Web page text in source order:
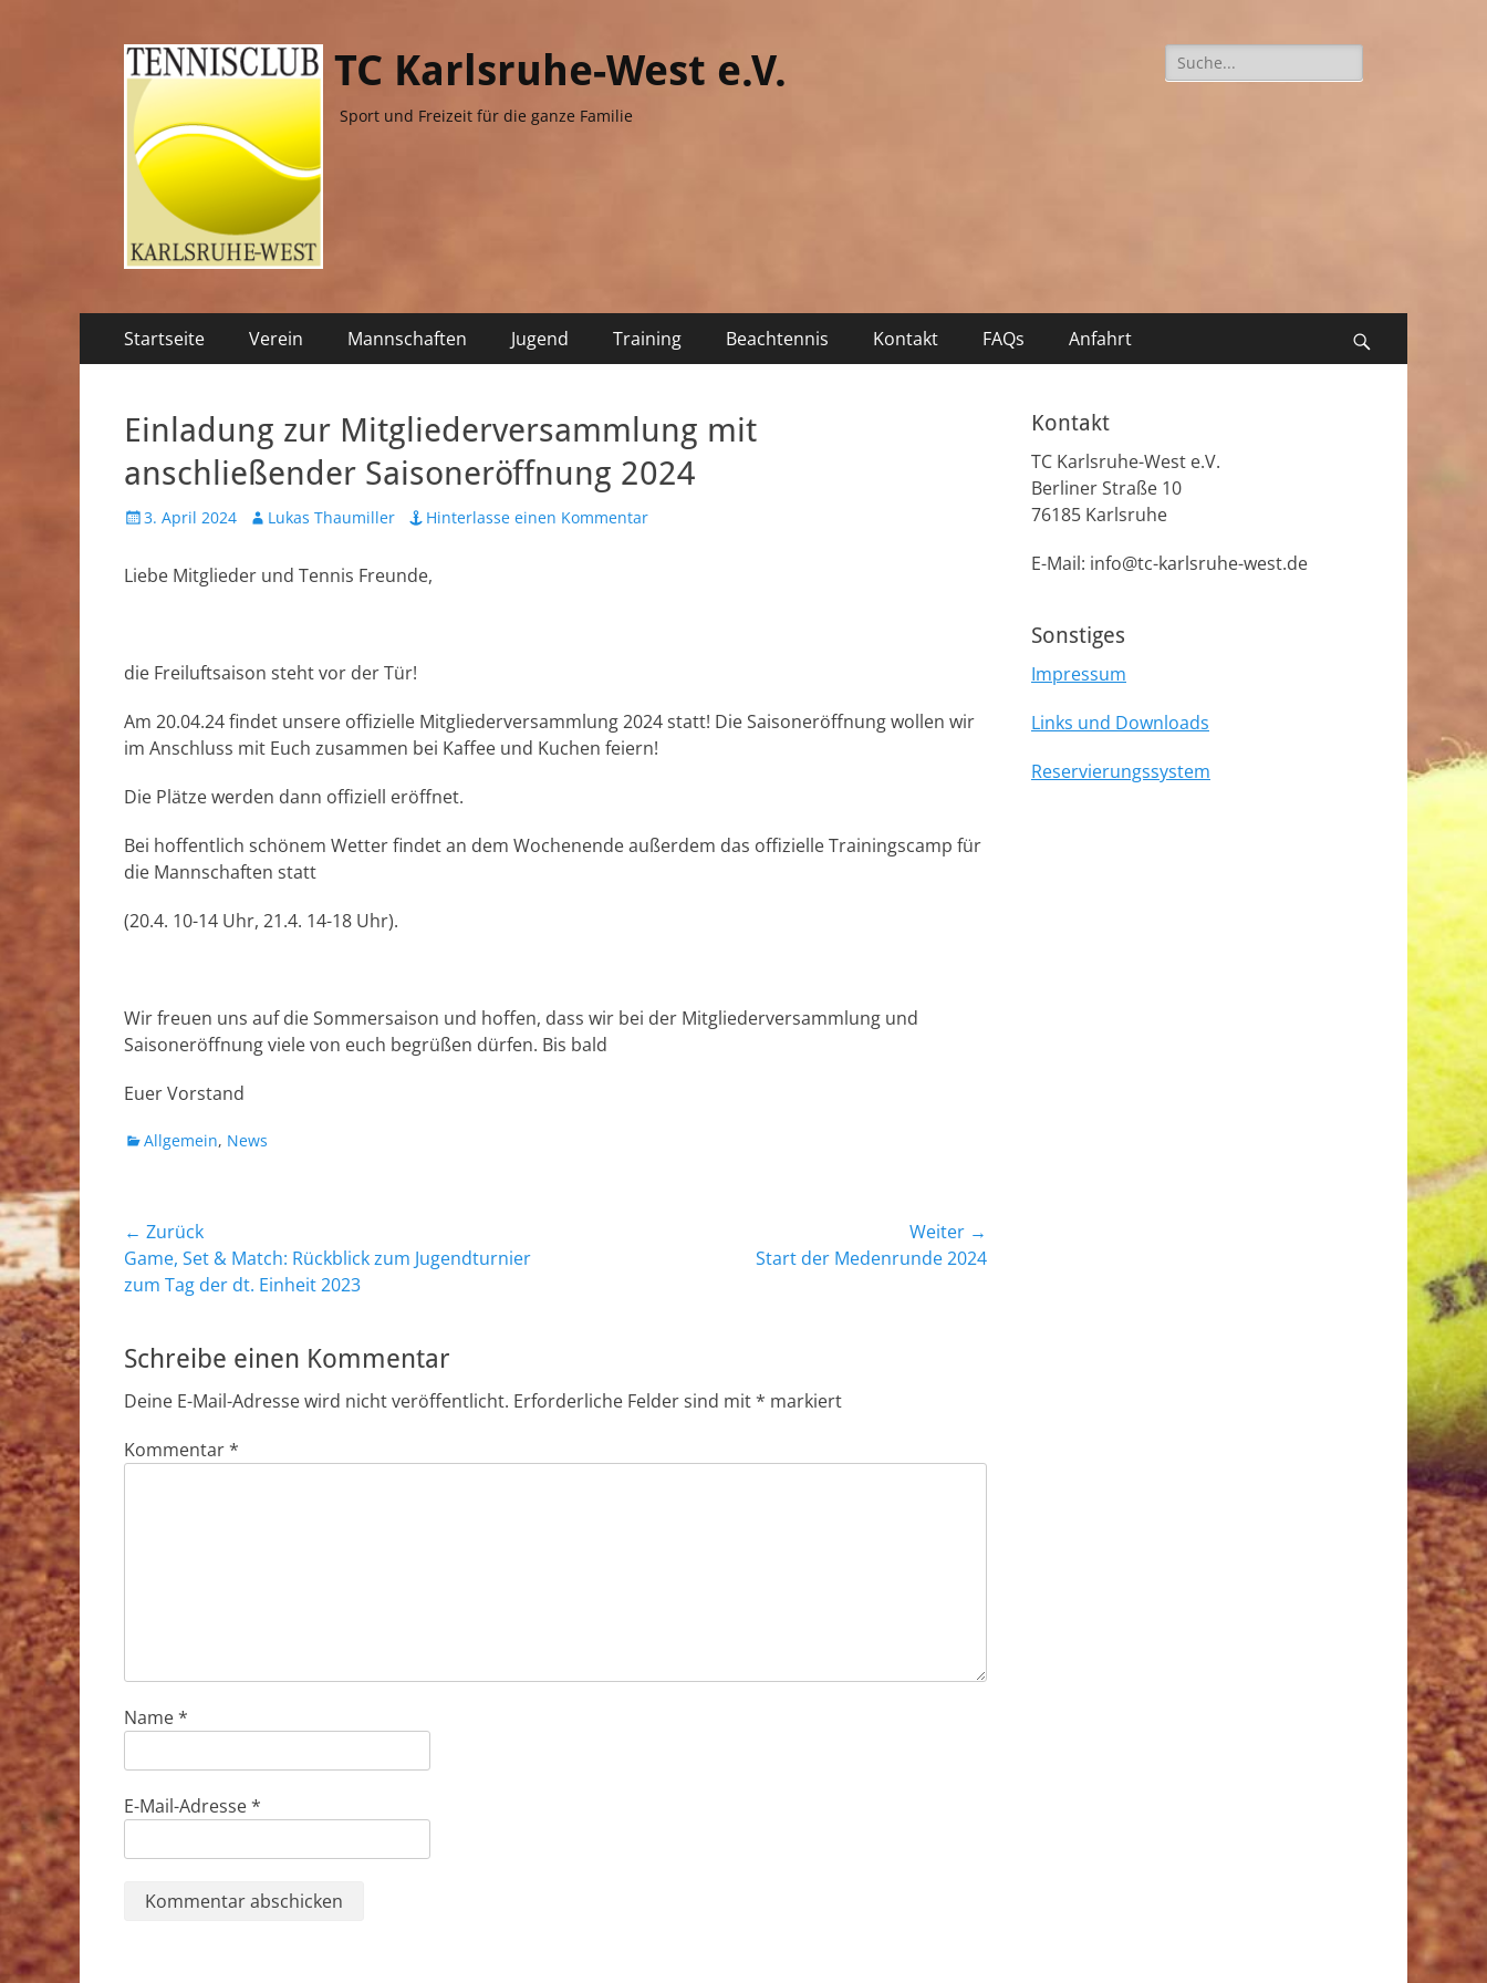
TC Karlsruhe-West e.V.
Sport und Freizeit für die ganze Familie
Suche
nach:
Primäres
Menü
Inhalt
Startseite Verein Mannschaften Jugend Training Beachtennis Kontakt FAQs Anfahrt
Einladung zur Mitgliederversammlung mit
anschließender Saisoneröffnung 2024
Veröffentlicht
3. April 2024 AutorLukas Thaumiller Hinterlasse einen Kommentar
Liebe Mitglieder und Tennis Freunde,
die Freiluftsaison steht vor der Tür!
Am 20.04.24 findet unsere offizielle Mitgliederversammlung 2024 statt! Die Saisoneröffnung wollen wir
im Anschluss mit Euch zusammen bei Kaffee und Kuchen feiern!
Die Plätze werden dann offiziell eröffnet.
Bei hoffentlich schönem Wetter findet an dem Wochenende außerdem das offizielle Trainingscamp für
die Mannschaften statt
(20.4. 10-14 Uhr, 21.4. 14-18 Uhr).
Wir freuen uns auf die Sommersaison und hoffen, dass wir bei der Mitgliederversammlung und
Saisoneröffnung viele von euch begrüßen dürfen. Bis bald
Euer Vorstand
Kategorien
Allgemein, News
Beitragsnavigation
← Zurück
Vorheriger
Beitrag:
Game, Set & Match: Rückblick zum Jugendturnier
zum Tag der dt. Einheit 2023
Weiter →
Start der Medenrunde 2024
Schreibe einen Kommentar
Deine E-Mail-Adresse wird nicht veröffentlicht. Erforderliche Felder sind mit* markiert
Kommentar*
Name*
E-Mail-Adresse*
Kontakt
TC Karlsruhe-West e.V.
Berliner Straße 10
76185 Karlsruhe
E-Mail: info@tc-karlsruhe-west.de
Sonstiges
Impressum
Links und Downloads
Reservierungssystem